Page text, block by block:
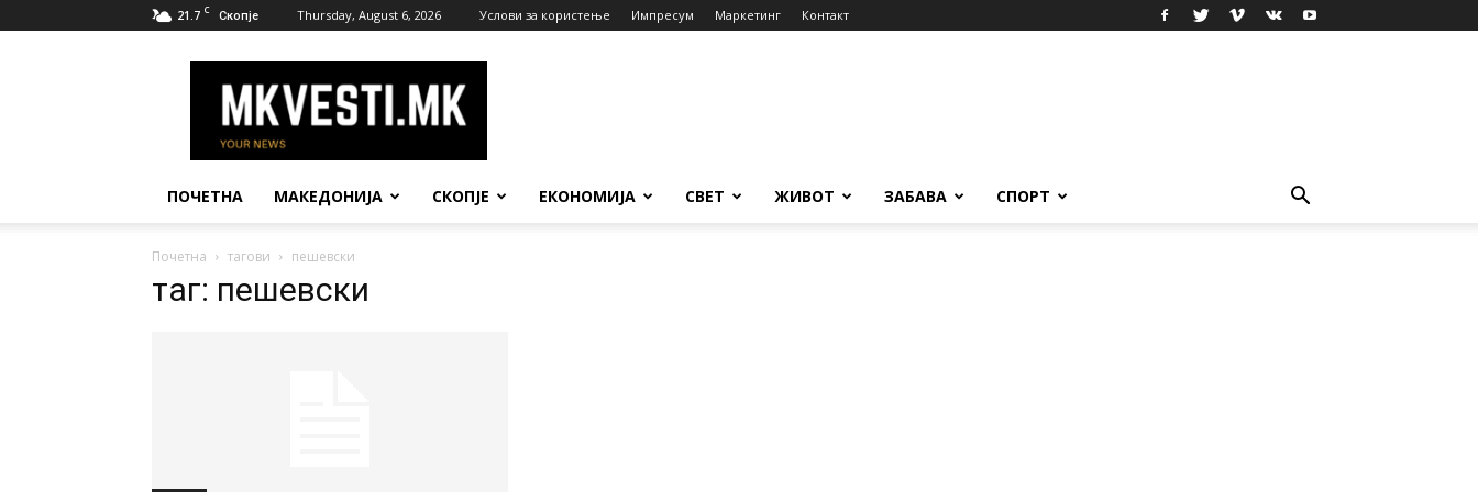
21.7 C Скопје Thursday, August 6, 2026 Услови за користење Импресум Маркетинг Контакт
Вести
ПОЧЕТНА МАКЕДОНИЈА СКОПЈЕ ЕКОНОМИЈА СВЕТ ЖИВОТ ЗАБАВА СПОРТ
Почетна тагови пешевски
таг: пешевски